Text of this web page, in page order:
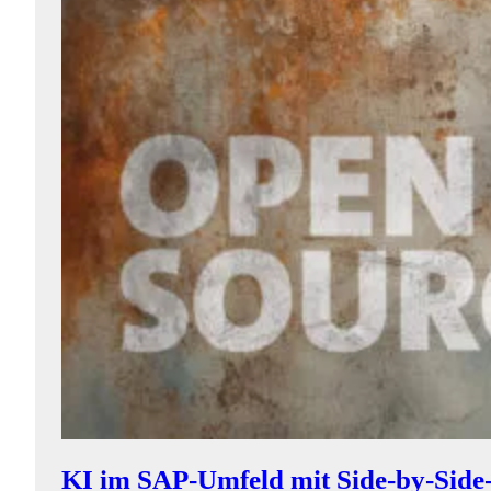
KI im SAP-Umfeld mit Side-by-